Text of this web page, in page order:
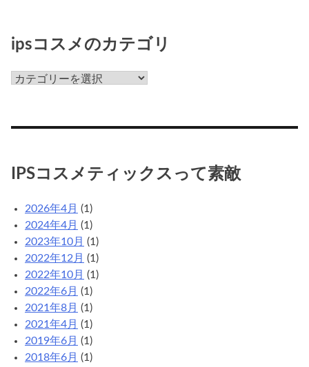
ipsコスメのカテゴリ
ips
メ
テ
リ
IPSコスメティックスって素敵
2026年4月 (1)
2024年4月 (1)
2023年10月 (1)
2022年12月 (1)
2022年10月 (1)
2022年6月 (1)
2021年8月 (1)
2021年4月 (1)
2019年6月 (1)
2018年6月 (1)